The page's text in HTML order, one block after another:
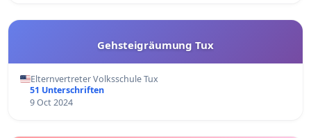
Gehsteigräumung Tux
Elternvertreter Volksschule Tux
51 Unterschriften
9 Oct 2024